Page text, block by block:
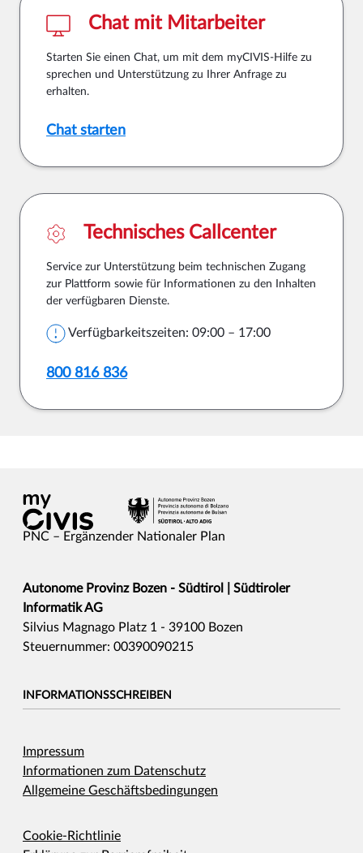
Chat mit Mitarbeiter
Starten Sie einen Chat, um mit dem myCIVIS-Hilfe zu
sprechen und Unterstützung zu Ihrer Anfrage zu
erhalten.
Chat starten
Technisches Callcenter
Service zur Unterstützung beim technischen Zugang
zur Plattform sowie für Informationen zu den Inhalten
der verfügbaren Dienste.
Verfügbarkeitszeiten: 09:00 – 17:00
800 816 836
PNC – Ergänzender Nationaler Plan
Autonome Provinz Bozen - Südtirol | Südtiroler
Informatik AG
Silvius Magnago Platz 1 - 39100 Bozen
Steuernummer: 00390090215
INFORMATIONSSCHREIBEN
Impressum
Informationen zum Datenschutz
Allgemeine Geschäftsbedingungen
Cookie-Richtlinie